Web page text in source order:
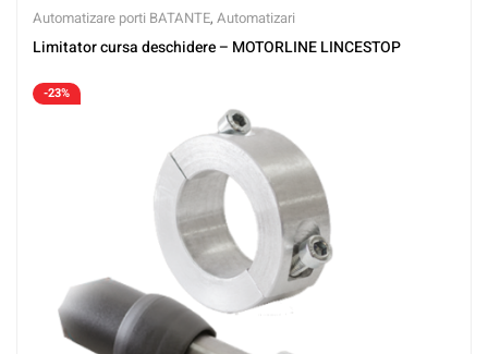
Automatizare porti BATANTE, Automatizari
Limitator cursa deschidere – MOTORLINE LINCESTOP
-23%